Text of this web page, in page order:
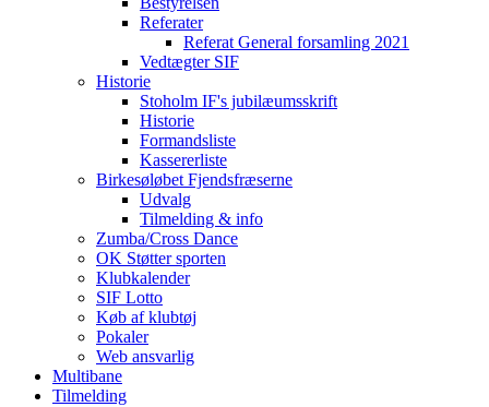
Referater
Referat General forsamling 2021
Vedtægter SIF
Historie
Stoholm IF's jubilæumsskrift
Historie
Formandsliste
Kassererliste
Birkesøløbet Fjendsfræserne
Udvalg
Tilmelding & info
Zumba/Cross Dance
OK Støtter sporten
Klubkalender
SIF Lotto
Køb af klubtøj
Pokaler
Web ansvarlig
Multibane
Tilmelding